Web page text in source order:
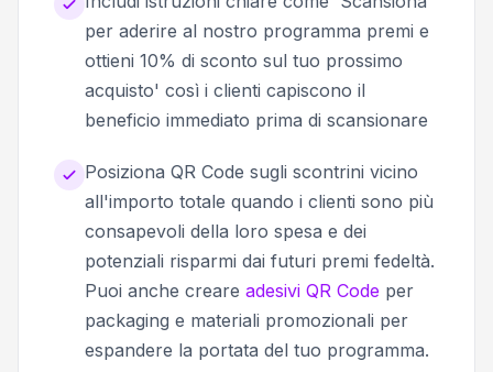
per aderire al nostro programma premi e
ottieni 10% di sconto sul tuo prossimo
acquisto' così i clienti capiscono il
beneficio immediato prima di scansionare
Posiziona QR Code sugli scontrini vicino
all'importo totale quando i clienti sono più
consapevoli della loro spesa e dei
potenziali risparmi dai futuri premi fedeltà.
Puoi anche creare adesivi QR Code per
packaging e materiali promozionali per
espandere la portata del tuo programma.